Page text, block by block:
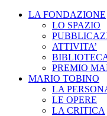
LA FONDAZIONE
LO SPAZIO
ATTIVITA’
PREMIO
MARIO TOBINO
LA
LE OPERE
LA CRITICA